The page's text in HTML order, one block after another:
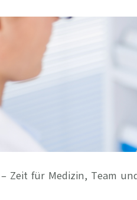
Zeit für Medizin, Team